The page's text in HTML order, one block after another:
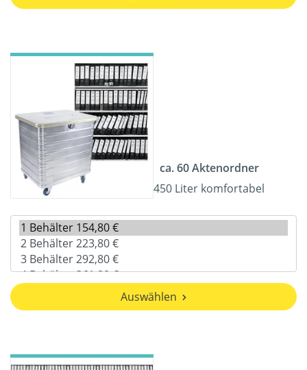
ca. 60 Aktenordner
450 Liter komfortabel
Auswählen